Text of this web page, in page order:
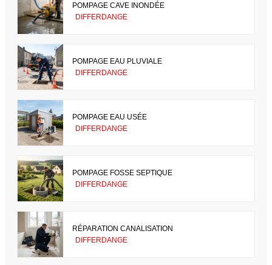
POMPAGE CAVE INONDÉE
DIFFERDANGE
POMPAGE EAU PLUVIALE
DIFFERDANGE
POMPAGE EAU USÉE
DIFFERDANGE
POMPAGE FOSSE SEPTIQUE
DIFFERDANGE
RÉPARATION CANALISATION
DIFFERDANGE